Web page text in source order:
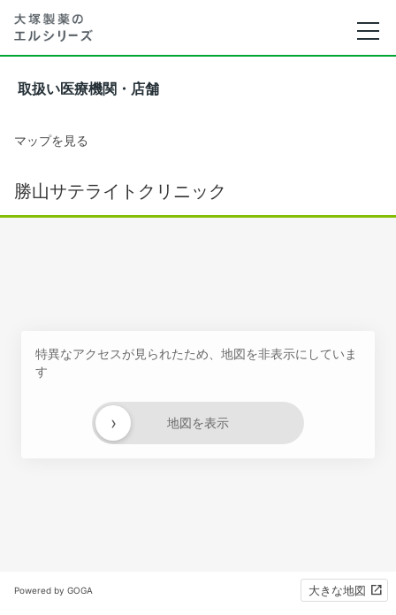
取扱い医療機関・店舗
マップを見る
勝山サテライトクリニック
特異なアクセスが見られたため、地図を非表示にしていま
す
地図を表示
›
Powered by GOGA 大きな地図